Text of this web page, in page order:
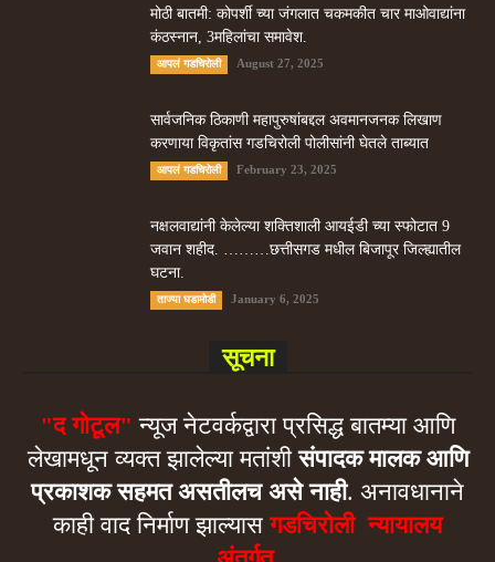
मोठी बातमी: कोपर्शी च्या जंगलात चकमकीत चार माओवाद्यांना
कंठस्नान, 3महिलांचा समावेश.
आपलं गडचिरोली August 27, 2025
सार्वजनिक ठिकाणी महापुरुषांबद्दल अवमानजनक लिखाण
करणा­या विकृतांस गडचिरोली पोलीसांनी घेतले ताब्यात
आपलं गडचिरोली February 23, 2025
नक्षलवाद्यांनी केलेल्या शक्तिशाली आयईडी च्या स्फोटात 9
जवान शहीद. ………छत्तीसगड मधील बिजापूर जिल्ह्यातील
घटना.
ताज्या घडामोडी January 6, 2025
सूचना
"द गोटूल" न्यूज नेटवर्कद्वारा प्रसिद्ध बातम्या आणि
लेखामधून व्यक्त झालेल्या मतांशीसंपादक मालक आणि
प्रकाशक सहमत असतीलच असे नाही. अनावधानाने
काही वाद निर्माण झाल्यास गडचिरोली न्यायालय